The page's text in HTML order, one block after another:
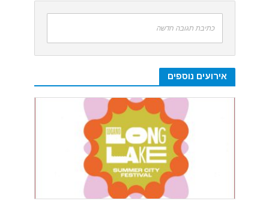
כתיבת תגובה חדשה
אירועים נוספים